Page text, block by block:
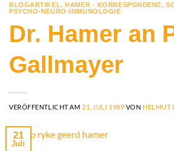
BLOGARTIKEL, HAMER - KORRESPONDENZ,
PSYCHO-NEURO-IMMUNOLOGIE
Dr. Hamer an
Gallmayer
VERÖFFENTLICHT AM 21. JULI 1989 VON HELMUT
21
Juli